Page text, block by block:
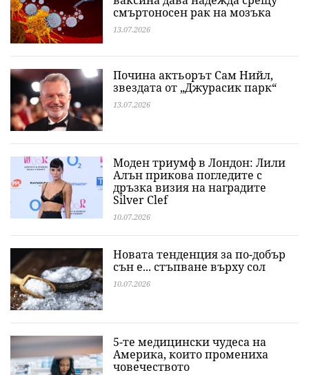
смъртоносен рак на мозъка
13.07.2026
Почина актьорът Сам Нийл,
звездата от „Джурасик парк“
13.07.2026
Моден триумф в Лондон: Лили
Алън прикова погледите с
дръзка визия на наградите
Silver Clef
10.07.2026
Новата тенденция за по-добър
сън е... стъпване върху сол
10.07.2026
5-те медицински чудеса на
Америка, които промениха
човечеството